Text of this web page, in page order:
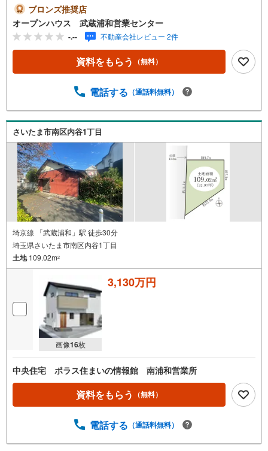
お気軽にご連絡ください！現地を見学される場合は「室
内・現地を見学する（無料）」ボタンよりご希望の日時を
ご記入いただけますとスムーズにご案内が可能です。◎現
地のご案内について・平日や夜遅い時間帯もご案内が可
能 ※定休日を除く・経験豊富なスタッフが物件詳細を丁寧
にご説明いたします。・車でご自宅や最寄り駅等、ご指定
います。◎個別FP相談会 無料物件のご紹介だけでなく住
たいという方も大歓迎です！年間8000棟以上の限定物件を
発表しているオープンハウスだから出会える物件が多数ご
ざいます。ぜひお気軽にご連絡・ご相談ください！※限定物
件:当社のみ、もしくは当社を含めた数社でのみご紹介可能
なオープンハウス・ディベロップメントの物件
ブロンズ推奨店
オープンハウス 武蔵浦和営業センター
-.-- 不動産会社レビュー 2件
資料をもらう （無料）
電話する （通話料無料）
さいたま市南区内谷1丁目
埼京線 「武蔵浦和」駅 徒歩30分
埼玉県さいたま市南区内谷1丁目
土地109.02m2
画像16枚
3,130万円
中央住宅 ポラス住まいの情報館 南浦和営業所
資料をもらう （無料）
電話する （通話料無料）